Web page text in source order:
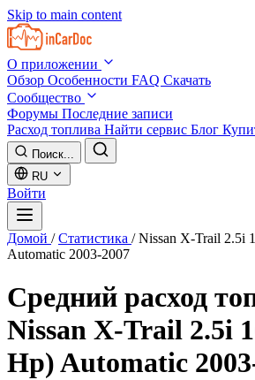
Skip to main content
О приложении
Обзор Особенности FAQ Скачать
Сообщество
Форумы Последние записи
Расход топлива Найти сервис Блог
Поиск...
RU
Войти
Домой / Статистика / Nissan X-Trail 2.5i
Automatic 2003-2007
Средний расход
Nissan X-Trail 2.5i
Hp) Automatic